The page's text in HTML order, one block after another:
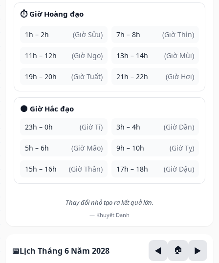
⏱️ Giờ Hoàng đạo
1h – 2h (Giờ Sửu) 7h – 8h (Giờ Thìn)
11h – 12h (Giờ Ngọ) 13h – 14h (Giờ Mùi)
19h – 20h (Giờ Tuất) 21h – 22h (Giờ Hợi)
🌑 Giờ Hắc đạo
23h – 0h (Giờ Tí) 3h – 4h (Giờ Dần)
5h – 6h (Giờ Mão) 9h – 10h (Giờ Tỵ)
15h – 16h (Giờ Thân) 17h – 18h (Giờ Dậu)
Thay đổi nhỏ tạo ra kết quả lớn.
— Khuyết Danh
Lịch Tháng 6 Năm 2028